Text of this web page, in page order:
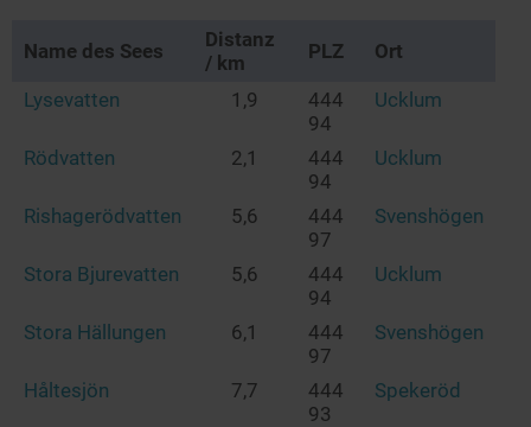
Name des Sees
Distanz
/ km
PLZ Ort
Lysevatten 1,9
444
94
Ucklum
Rödvatten 2,1
444
94
Ucklum
Rishagerödvatten 5,6
444
97
Svenshögen
Stora Bjurevatten 5,6
444
94
Ucklum
Stora Hällungen 6,1
444
97
Svenshögen
Håltesjön 7,7
444
93
Spekeröd